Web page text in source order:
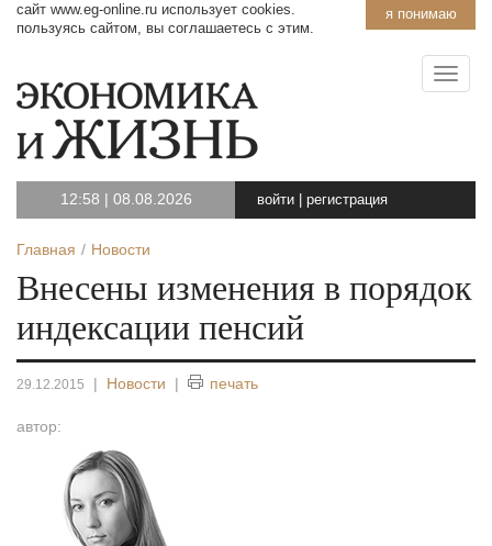
я понимаю
сайт www.eg-online.ru использует cookies.
пользуясь сайтом, вы соглашаетесь с этим.
12:58 | 08.08.2026 войти регистрация
Главная Новости
Внесены изменения в порядок
индексации пенсий
29.12.2015 | Новости | печать
автор: